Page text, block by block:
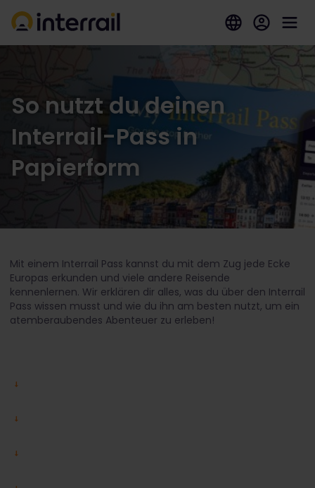
So nutzt du deinen
Interrail-Pass in
Papierform
Mit einem Interrail Pass kannst du mit dem Zug jede Ecke
Europas erkunden und viele andere Reisende
kennenlernen. Wir erklären dir alles, was du über den Interrail
Pass wissen musst und wie du ihn am besten nutzt, um ein
atemberaubendes Abenteuer zu erleben!